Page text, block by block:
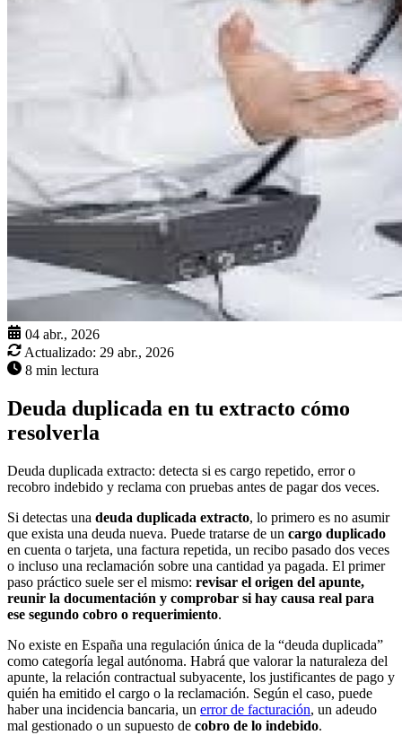
04 abr., 2026
Actualizado: 29 abr., 2026
8 min lectura
Deuda duplicada en tu extracto cómo
resolverla
Deuda duplicada extracto: detecta si es cargo repetido, error o
recobro indebido y reclama con pruebas antes de pagar dos veces.
Si detectas una deuda duplicada extracto, lo primero es no asumir
que exista una deuda nueva. Puede tratarse de un cargo duplicado
en cuenta o tarjeta, una factura repetida, un recibo pasado dos veces
o incluso una reclamación sobre una cantidad ya pagada. El primer
paso práctico suele ser el mismo: revisar el origen del apunte,
reunir la documentación y comprobar si hay causa real para
ese segundo cobro o requerimiento.
No existe en España una regulación única de la “deuda duplicada”
como categoría legal autónoma. Habrá que valorar la naturaleza del
apunte, la relación contractual subyacente, los justificantes de pago y
quién ha emitido el cargo o la reclamación. Según el caso, puede
haber una incidencia bancaria, un error de facturación, un adeudo
mal gestionado o un supuesto de cobro de lo indebido.